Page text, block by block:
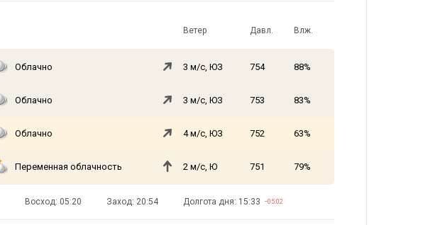
Ветер Давл. Влж.
Облачно 3 м/с, ЮЗ 754 88%
Облачно 3 м/с, ЮЗ 753 83%
Облачно 4 м/с, ЮЗ 752 63%
Переменная облачность 2 м/с, Ю 751 79%
Восход: 05:20 Заход: 20:54 Долгота дня: 15:33 −05:02